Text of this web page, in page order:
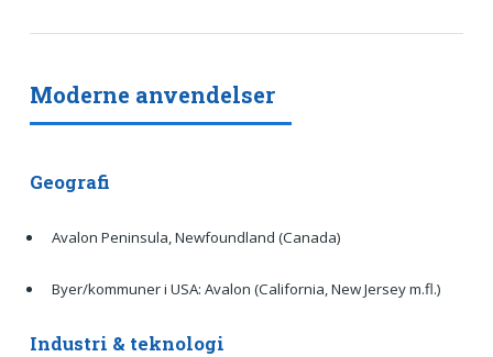
Moderne anvendelser
Geografi
Avalon Peninsula, Newfoundland (Canada)
Byer/kommuner i USA: Avalon (California, New Jersey m.fl.)
Industri & teknologi